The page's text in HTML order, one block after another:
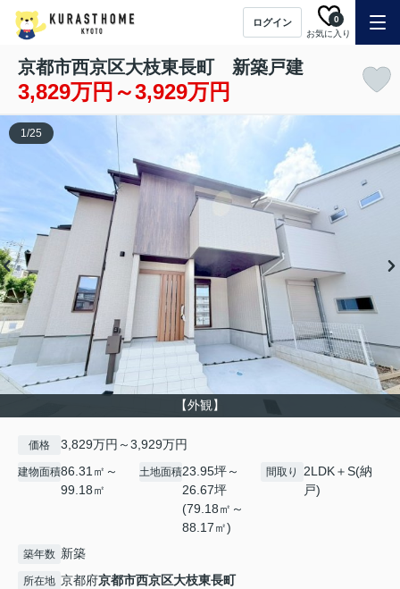
ログイン
お気に入り
0
京都市西京区大枝東長町 新築戸建
3,829万円～3,929万円
【外観】
1/25
価格 3,829万円～3,929万円
建物面積86.31㎡～
99.18㎡
土地面積23.95坪～
26.67坪
(79.18㎡～
88.17㎡)
間取り
2LDK＋S(納
戸)
築年数 新築
所在地 京都府京都市西京区大枝東長町